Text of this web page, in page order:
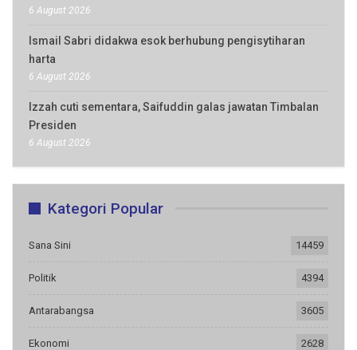
6 August 2026
Ismail Sabri didakwa esok berhubung pengisytiharan
harta
6 August 2026
Izzah cuti sementara, Saifuddin galas jawatan Timbalan
Presiden
6 August 2026
Kategori Popular
Sana Sini 14459
Politik 4394
Antarabangsa 3605
Ekonomi 2628